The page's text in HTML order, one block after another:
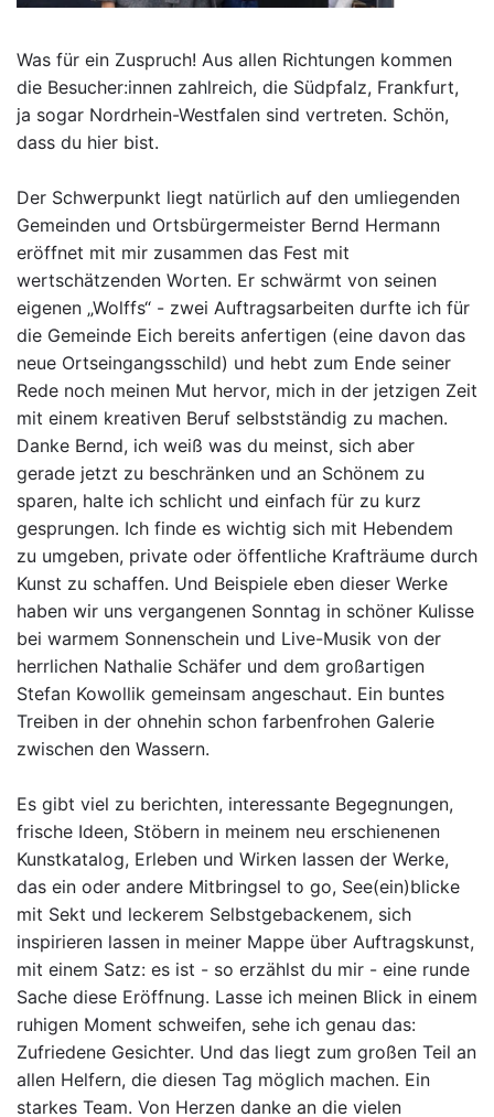
Was für ein Zuspruch! Aus allen Richtungen kommen
die Besucher:innen zahlreich, die Südpfalz, Frankfurt,
ja sogar Nordrhein-Westfalen sind vertreten. Schön,
dass du hier bist.
Der Schwerpunkt liegt natürlich auf den umliegenden
Gemeinden und Ortsbürgermeister Bernd Hermann
eröffnet mit mir zusammen das Fest mit
wertschätzenden Worten. Er schwärmt von seinen
eigenen „Wolffs“ - zwei Auftragsarbeiten durfte ich für
die Gemeinde Eich bereits anfertigen (eine davon das
neue Ortseingangsschild) und hebt zum Ende seiner
Rede noch meinen Mut hervor, mich in der jetzigen Zeit
mit einem kreativen Beruf selbstständig zu machen.
Danke Bernd, ich weiß was du meinst, sich aber
gerade jetzt zu beschränken und an Schönem zu
sparen, halte ich schlicht und einfach für zu kurz
gesprungen. Ich finde es wichtig sich mit Hebendem
zu umgeben, private oder öffentliche Krafträume durch
Kunst zu schaffen. Und Beispiele eben dieser Werke
haben wir uns vergangenen Sonntag in schöner Kulisse
bei warmem Sonnenschein und Live-Musik von der
herrlichen Nathalie Schäfer und dem großartigen
Stefan Kowollik gemeinsam angeschaut. Ein buntes
Treiben in der ohnehin schon farbenfrohen Galerie
zwischen den Wassern.
Es gibt viel zu berichten, interessante Begegnungen,
frische Ideen, Stöbern in meinem neu erschienenen
Kunstkatalog, Erleben und Wirken lassen der Werke,
das ein oder andere Mitbringsel to go, See(ein)blicke
mit Sekt und leckerem Selbstgebackenem, sich
inspirieren lassen in meiner Mappe über Auftragskunst,
mit einem Satz: es ist - so erzählst du mir - eine runde
Sache diese Eröffnung. Lasse ich meinen Blick in einem
ruhigen Moment schweifen, sehe ich genau das:
Zufriedene Gesichter. Und das liegt zum großen Teil an
allen Helfern, die diesen Tag möglich machen. Ein
starkes Team. Von Herzen danke an die vielen